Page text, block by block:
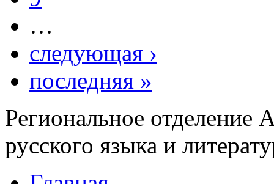
…
следующая ›
последняя »
Региональное отделение
русского языка и